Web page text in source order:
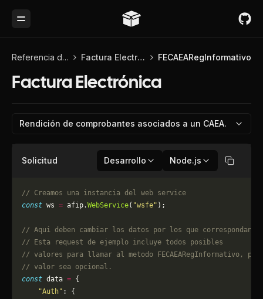
Toggle Menu
Referencia de API Factura Electrónica FECAEARegInformativo
Factura Electrónica
Rendición de comprobantes asociados a un CAEA.
Solicitud Desarrollo Node.js Copiar
// Creamos una instancia del web service
const ws = afip.WebService( "wsfe" );
// Aqui deben cambiar los datos por los que correspondan.
// Esta request de ejemplo incluye todos posibles
// valores para llamar al metodo FECAEARegInformativo,
// valor sea opcional.
const data = {
    "Auth"
: {